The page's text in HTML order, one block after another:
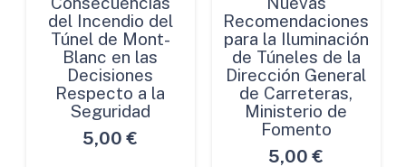
del Incendio del
Túnel de Mont-
Blanc en las
Decisiones
Respecto a la
Seguridad
5,00 €
Recomendaciones
para la Iluminación
de Túneles de la
Dirección General
de Carreteras,
Ministerio de
Fomento
5,00 €